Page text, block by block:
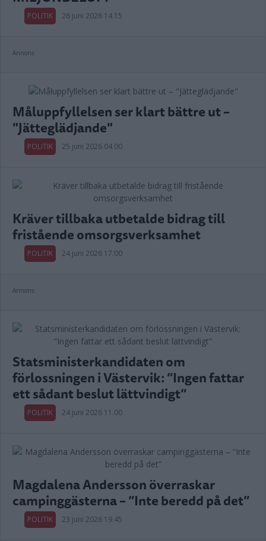
POLITIK 26 juni 2026 14.15
Annons:
Måluppfyllelsen ser klart bättre ut –
"Jätteglädjande"
POLITIK 25 juni 2026 04.00
Kräver tillbaka utbetalde bidrag till
fristående omsorgsverksamhet
POLITIK 24 juni 2026 17.00
Annons:
Statsministerkandidaten om
förlossningen i Västervik: ”Ingen fattar
ett sådant beslut lättvindigt”
POLITIK 24 juni 2026 11.00
Magdalena Andersson överraskar
campinggästerna – ”Inte beredd på det”
POLITIK 23 juni 2026 19.45